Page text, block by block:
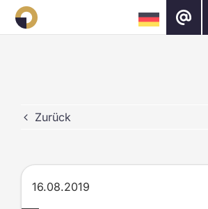
Zum
Inhalt
springen
Zurück
16.08.2019